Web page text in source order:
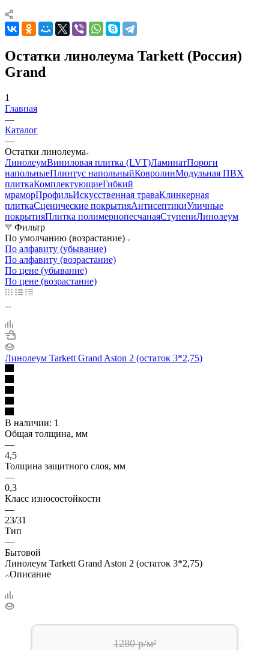
Остатки линолеума Tarkett (Россия)
Grand
1
Главная
—
Каталог
—
Остатки линолеума
ЛинолеумВиниловая плитка (LVT)ЛаминатПороги
напольныеПлинтус напольныйКовролинМодульная ПВХ
плиткаКомплектующиеГибкий
мраморПрофильИскусственная траваКлинкерная
плиткаСценические покрытияАнтисептикиУличные
покрытияПлитка полимернопесчанаяСтупениЛинолеум
Фильтр
По умолчанию (возрастание)
По алфавиту (убывание)
По алфавиту (возрастание)
По цене (убывание)
По цене (возрастание)
Линолеум Tarkett Grand Aston 2 (остаток 3*2,75)
В наличии: 1
Общая толщина, мм
—
4,5
Толщина защитного слоя, мм
—
0,3
Класс износостойкости
—
23/31
Тип
—
Бытовой
Линолеум Tarkett Grand Aston 2 (остаток 3*2,75)
Описание
1280 р/м²